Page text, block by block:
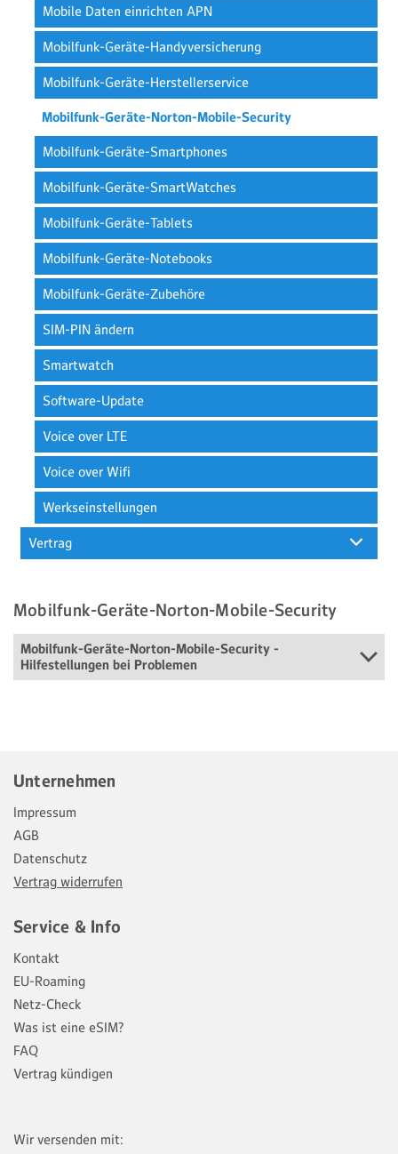
Mobile Daten einrichten APN
Mobilfunk-Geräte-Handyversicherung
Mobilfunk-Geräte-Herstellerservice
Mobilfunk-Geräte-Norton-Mobile-Security
Mobilfunk-Geräte-Smartphones
Mobilfunk-Geräte-SmartWatches
Mobilfunk-Geräte-Tablets
Mobilfunk-Geräte-Notebooks
Mobilfunk-Geräte-Zubehöre
SIM-PIN ändern
Smartwatch
Software-Update
Voice over LTE
Voice over Wifi
Werkseinstellungen
Vertrag
Mobilfunk-Geräte-Norton-Mobile-Security
Mobilfunk-Geräte-Norton-Mobile-Security -
Hilfestellungen bei Problemen
Unternehmen
Impressum
AGB
Datenschutz
Vertrag widerrufen
Service & Info
Kontakt
EU-Roaming
Netz-Check
Was ist eine eSIM?
FAQ
Vertrag kündigen
Wir versenden mit: